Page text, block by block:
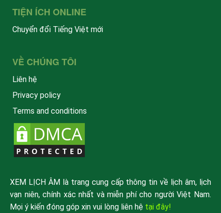
TIỆN ÍCH ONLINE
Chuyển đổi Tiếng Việt mới
VỀ CHÚNG TÔI
Liên hệ
Privacy policy
Terms and conditions
XEM LỊCH ÂM là trang cung cấp thông tin về lịch âm, lịch
vạn niên, chính xác nhất và miễn phí cho người Việt Nam.
Mọi ý kiến đóng góp xin vui lòng liên hệ tại đây!